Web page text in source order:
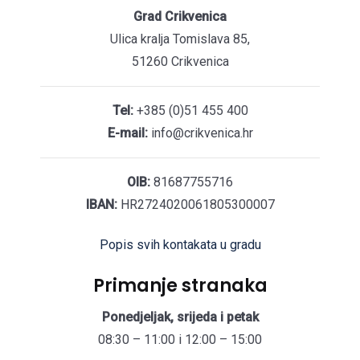
Grad Crikvenica
Ulica kralja Tomislava 85,
51260 Crikvenica
Tel:+385 (0)51 455 400
E-mail:info@crikvenica.hr
OIB: 81687755716
IBAN:HR2724020061805300007
Popis svih kontakata u gradu
Primanje stranaka
Ponedjeljak, srijeda i petak
08:30 – 11:00 i 12:00 – 15:00